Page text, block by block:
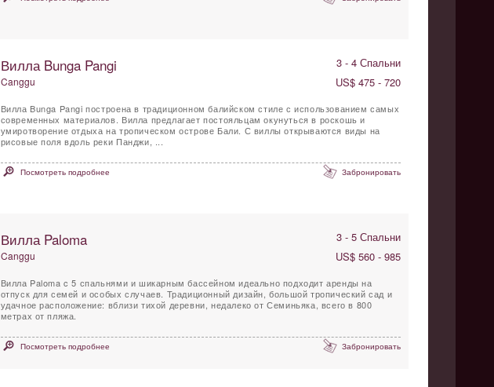
Вилла Bunga Pangi 3 - 4 Спальни
Canggu US$ 475 - 720
Вилла Bunga Pangi построена в традиционном балийском стиле с использованием самых
современных материалов. Вилла предлагает постояльцам окунуться в роскошь и
умиротворение отдыха на тропическом острове Бали. С виллы открываются виды на
рисовые поля вдоль реки Панджи, ...
Посмотреть подробнее Забронировать
Вилла Paloma 3 - 5 Спальни
Canggu US$ 560 - 985
Вилла Paloma c 5 спальнями и шикарным бассейном идеально подходит аренды на
отпуск для семей и особых случаев. Традиционный дизайн, большой тропический сад и
удачное расположение: вблизи тихой деревни, недалеко от Семиньяка, всего в 800
метрах от пляжа.
Посмотреть подробнее Забронировать